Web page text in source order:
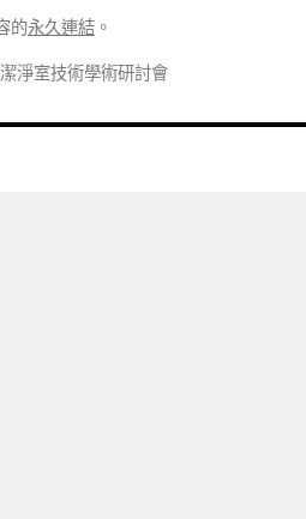
的永久連結 。
淨室技術學術研討會